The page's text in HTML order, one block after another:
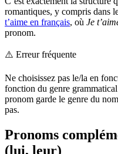
romantiques, y compris dans
t’aime en français, où Je
pronom.
⚠️ Erreur fréquente
Ne choisissez pas le/la en
fonction du genre
pronom garde le genre du
pas.
Pronoms
(lui, leur)